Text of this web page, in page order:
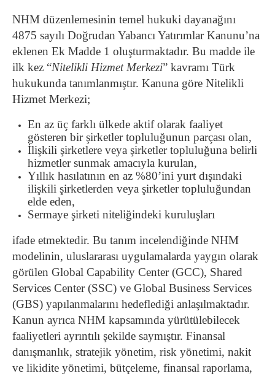
NHM düzenlemesinin temel hukuki dayanağını
4875 sayılı Doğrudan Yabancı Yatırımlar Kanunu’na
eklenen Ek Madde 1 oluşturmaktadır. Bu madde ile
ilk kez “Nitelikli Hizmet Merkezi” kavramı Türk
hukukunda tanımlanmıştır. Kanuna göre Nitelikli
Hizmet Merkezi;
En az üç farklı ülkede aktif olarak faaliyet
gösteren bir şirketler topluluğunun parçası olan,
İlişkili şirketlere veya şirketler topluluğuna belirli
hizmetler sunmak amacıyla kurulan,
Yıllık hasılatının en az %80’ini yurt dışındaki
ilişkili şirketlerden veya şirketler topluluğundan
elde eden,
Sermaye şirketi niteliğindeki kuruluşları
ifade etmektedir. Bu tanım incelendiğinde NHM
modelinin, uluslararası uygulamalarda yaygın olarak
görülen Global Capability Center (GCC), Shared
Services Center (SSC) ve Global Business Services
(GBS) yapılanmalarını hedeflediği anlaşılmaktadır.
Kanun ayrıca NHM kapsamında yürütülebilecek
faaliyetleri ayrıntılı şekilde saymıştır. Finansal
danışmanlık, stratejik yönetim, risk yönetimi, nakit
ve likidite yönetimi, bütçeleme, finansal raporlama,